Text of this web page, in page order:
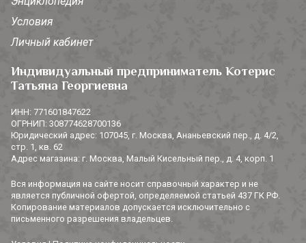
Условия
Личный кабинет
Индивидуальный предприниматель Котерис
Татьяна Георгиевна
ИНН: 771601847622
ОГРНИП: 308774628700136
Юридический адрес: 107045, г. Москва, Ананьевский пер., д. 4/2,
стр. 1, кв. 62
Адрес магазина: г. Москва, Малый Кисельный пер., д. 4, корп. 1
Вся информация на сайте носит справочный характер и не
является публичной офертой, определяемой статьей 437 ГК РФ.
Копирование материалов допускается исключительно с
письменного разрешения владельцев.